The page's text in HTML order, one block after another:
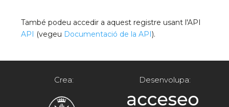
També podeu accedir a aquest registre usant l'API
API (vegeu Documentació de la API).
Crea: Desenvolupa: